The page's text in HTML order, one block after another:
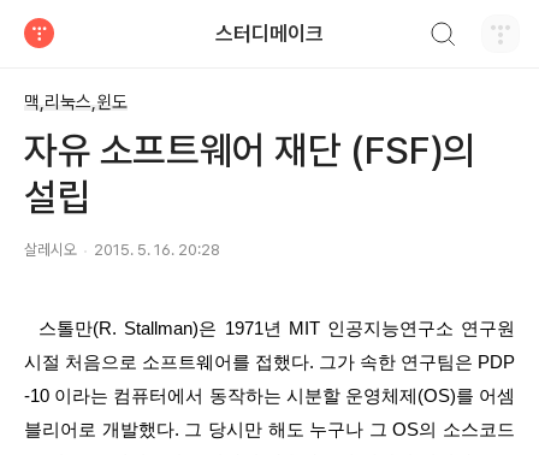
스터디메이크
맥,리눅스,윈도
자유 소프트웨어 재단 (FSF)의
설립
살레시오 2015. 5. 16. 20:28
시절 처음으로 소프트웨어를 접했다. 그가 속한 연구팀은 PDP
-10 이라는 컴퓨터에서 동작하는 시분할 운영체제(OS)를 어셈
블리어로 개발했다. 그 당시만 해도 누구나 그 OS의 소스코드